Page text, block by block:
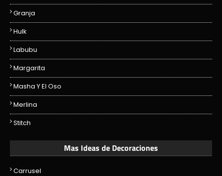
Granja
Hulk
Labubu
Margarita
Masha Y El Oso
Merlina
Stitch
Mas Ideas de Decoraciones
Carrusel